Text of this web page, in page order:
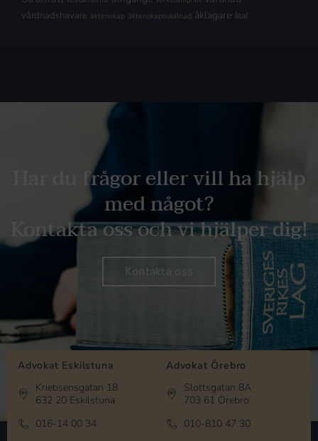
vårdnadshavare äktenskap äktenskapsskillnad åklagare åtal
Har du frågor eller vill ha hjälp
med något?
Kontakta oss och vi hjälper dig!
Kontakta oss
Advokat Eskilstuna
Kriebsensgatan 18
632 20 Eskilstuna
016-14 00 34
Advokat Örebro
Slottsgatan 8A
703 61 Örebro
010-810 47 30